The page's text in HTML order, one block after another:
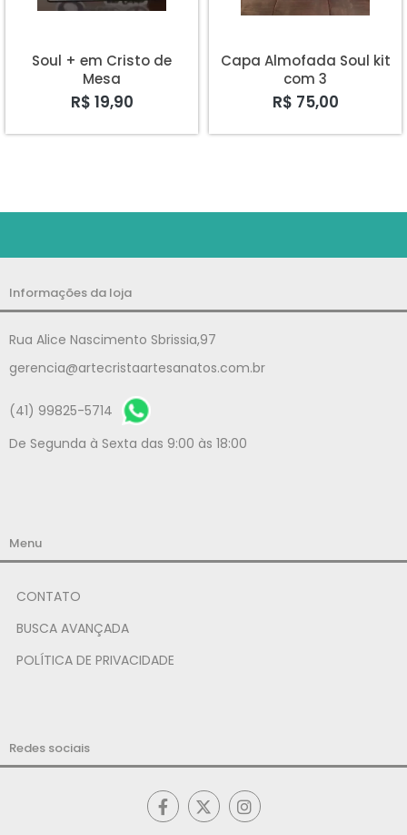
Soul + em Cristo de
Mesa
R$ 19,90
Capa Almofada Soul kit
com 3
R$ 75,00
Informações da loja
Rua Alice Nascimento Sbrissia,97
gerencia@artecristaartesanatos.com.br
(41) 99825-5714
De Segunda à Sexta das 9:00 às 18:00
Menu
CONTATO
BUSCA AVANÇADA
POLÍTICA DE PRIVACIDADE
Redes sociais